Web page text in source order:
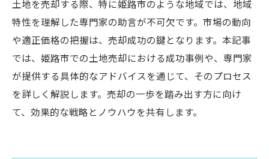
土地を売却する際、特に姫路市のような地域では、地域
特性を理解した専門家の助言が不可欠です。市場の動向
や適正価格の把握は、売却成功の鍵となります。本記事
では、姫路市での土地売却における成功事例や、専門家
が提供する具体的なアドバイスを通じて、そのプロセス
を詳しく解説します。売却の一歩を踏み出す方に向け
て、効果的な戦略とノウハウを共有します。